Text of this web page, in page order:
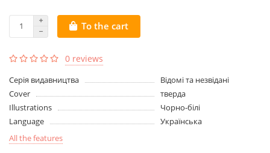
To the cart
0 reviews
Серія видавництва
Відомі та незвідані
Cover
тверда
Illustrations
Чорно-білі
Language
Українська
All the features